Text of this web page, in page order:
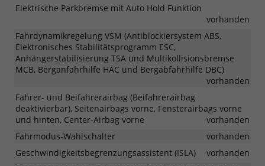
Kurven
und
Beschleunigung
die
voreingestellte
Geschwindigkeit
Fahrzeugen,
Fußgängern,
Radfahrern
Warnung
vor
beim
Linksabbiegen
Elektrische Parkbremse mit Auto Hold Funktion
vorhanden
Fahrdynamikregelung VSM (Antiblockiersystem ABS,
Elektronisches Stabilitätsprogramm ESC,
Anhängerstabilisierung TSA und Multikollisionsbremse
MCB, Berganfahrhilfe HAC und Bergabfahrhilfe DBC)
vorhanden
Fahrer- und Beifahrerairbag (Beifahrerairbag
deaktivierbar), Seitenairbags vorne, Fensterairbags vorne
und hinten, Center-Airbag vorne
vorhanden
Fahrmodus-Wahlschalter
vorhanden
Geschwindigkeitsbegrenzungsassistent (ISLA)
vorhanden